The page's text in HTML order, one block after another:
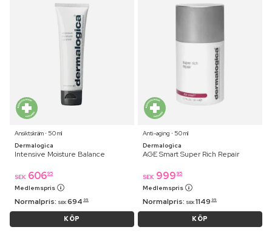
Ansiktskräm ⋅ 50 ml
Dermalogica
Intensive Moisture Balance
SEK 60695
Medlemspris
Normalpris: SEK 694 95
KÖP
Anti-aging ⋅ 50 ml
Dermalogica
AGE Smart Super Rich Repair
SEK 999 95
Medlemspris
Normalpris: SEK 1149 95
KÖP